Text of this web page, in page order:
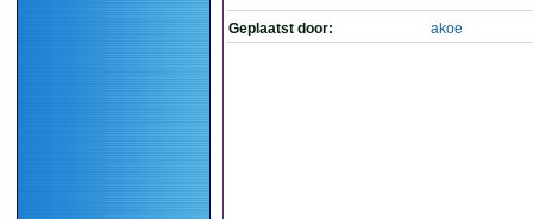
Geplaatst door: akoe